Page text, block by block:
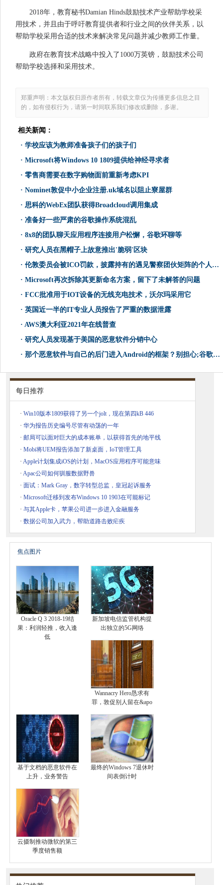
2018年，教育秘书Damian Hinds鼓励技术产业帮助学校采
用技术，并且由于呼吁教育提供者和行业之间的伙伴关系，以
帮助学校采用合适的技术来解决常见问题并减少教师工作量。
政府在教育技术战略中投入了1000万英镑，鼓励技术公司
帮助学校选择和采用技术。
郑重声明：本文版权归原作者所有，转载文章仅为传播更多信息之目
的，如有侵权行为，请第一时间联系我们修改或删除，多谢。
相关新闻：
· 学校应该为教师准备孩子们的孩子们
· Microsoft将Windows 10 1809提供给神经寻求者
· 零售商需要在数字购物面前重新考虑KPI
· Nominet敦促中小企业注册.uk域名以阻止寮屋群
· 思科的WebEx团队获得Broadcloud调用集成
· 准备好一些严肃的谷歌操作系统混乱
· 8x8的团队聊天应用程序连接用户松懈，谷歌环聊等
· 研究人员在黑帽子上故意推出'脆弱'区块
· 伦敦委员会被ICO罚款，披露持有的遇见警察团伙矩阵的个人信息
· Microsoft再次拆除其更新命名方案，留下了未解答的问题
· FCC批准用于IOT设备的无线充电技术，沃尔玛采用它
· 英国近一半的IT专业人员报告了严重的数据泄露
· AWS澳大利亚2021年在线普查
· 研究人员发现基于美国的恶意软件分销中心
· 那个恶意软件与自己的后门进入Android的框架？别担心;谷歌在它上面。（GULP！）
每日推荐
· Win10版本1809获得了另一个jolt，现在第四kB 446
· 华为报告历史编号尽管有动荡的一年
· 邮局可以面对巨大的成本账单，以获得首先的地平线
· Mobi将UEM报告添加了新桌面，IoT管理工具
· Apple计划集成iOS的计划，MacOS应用程序可能意味
· Apac公司如何驯服数据野兽
· 面试：Mark Gray，数字转型总监，皇冠起诉服务
· Microsoft迁移到发布Windows 10 1903在可能标记
· 与其Apple卡，苹果公司进一步进入金融服务
· 数据公司加入武力，帮助道路击败疟疾
焦点图片
Oracle Q 3 2018-19结
果：利润轻推，收入逢
低
新加坡电信监管机构提
出独立的5G网络
Wannacry Hero恳求有
罪，敦促别人留在&apo
基于文档的恶意软件在
上升，业务警告
最终的Windows 7退休时
间表倒计时
云摄制推动微软的第三
季度销售额